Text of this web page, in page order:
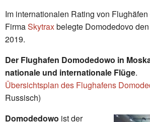
Im internationalen Rating von
FirmaSkytraxbelegte Domodedovo
2019.
Der Flughafen Domodedowo in
nationale und internationale Flüge.
Übersichtsplan des Flughafens
Russisch)
Domodedowo ist der